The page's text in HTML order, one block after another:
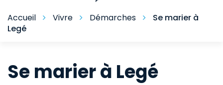
Accueil Vivre Démarches
Se marier à
Legé
Se marier à Legé